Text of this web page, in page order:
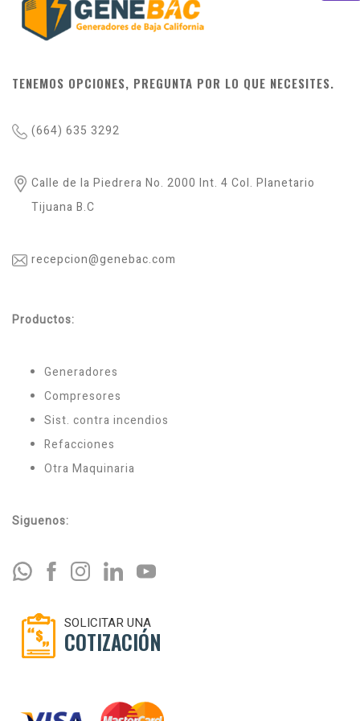
TENEMOS OPCIONES, PREGUNTA POR LO QUE NECESITES.
(664) 635 3292
Calle de la Piedrera No. 2000 Int. 4 Col. Planetario
Tijuana B.C
recepcion@genebac.com
Productos:
Generadores
Compresores
Sist. contra incendios
Refacciones
Otra Maquinaria
Siguenos:
SOLICITAR UNA
COTIZACIÓN